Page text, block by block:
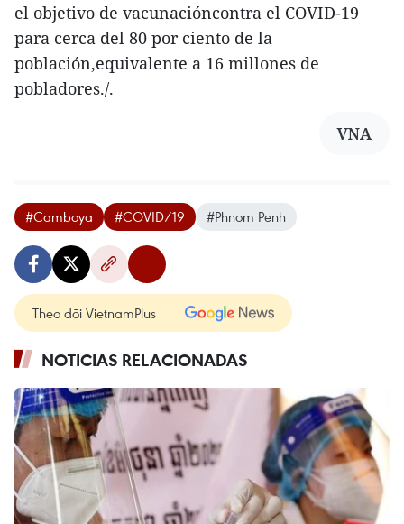
el objetivo de vacunacióncontra el COVID-19
para cerca del 80 por ciento de la
población,equivalente a 16 millones de
pobladores./.
VNA
#Camboya #COVID/19 #Phnom Penh
Theo dõi VietnamPlus
NOTICIAS RELACIONADAS